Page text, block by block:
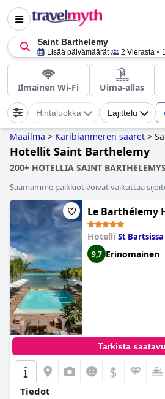
Saint Barthelemy
Lisää päivämäärät 2 Vierasta
Ilmainen Wi-Fi Uima-allas
Hintaluokka Lajittelu
Maailma > Karibianmeren saaret >
Hotellit Saint Barthelemy
200+ HOTELLIA SAINT
Saamamme palkkiot voivat vaikuttaa
Le Barthélemy
Hotelli St Bartsissa
9,7 Erinomainen
Tarkista
$
Tiedot